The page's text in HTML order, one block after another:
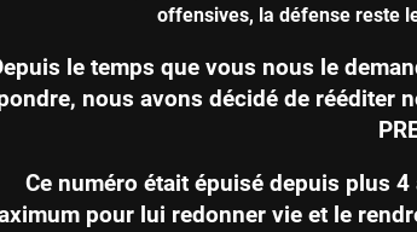
offensives, la défense reste
le temps que vous nous le
nous avons décidé de rééditer
Ce numéro était épuisé depuis plus
pour lui redonner vie et le